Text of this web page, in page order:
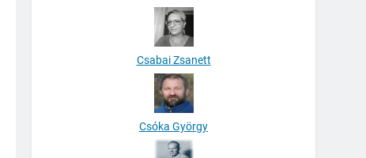
Csabai Zsanett
Csóka György